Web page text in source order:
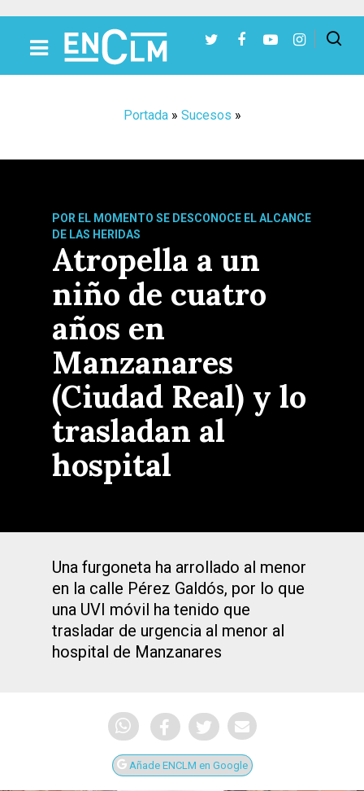
Portada» Sucesos »
POR EL MOMENTO SE DESCONOCE EL ALCANCE
DE LAS HERIDAS
Atropella a un
niño de cuatro
años en
Manzanares
(Ciudad Real) y lo
trasladan al
hospital
Una furgoneta ha arrollado al menor
en la calle Pérez Galdós, por lo que
una UVI móvil ha tenido que
trasladar de urgencia al menor al
hospital de Manzanares
Añade ENCLM en Google